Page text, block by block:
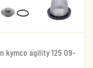
kymco agility 125 09-